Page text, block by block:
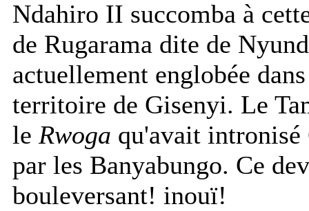
Ndahiro II succomba à
de Rugarama dite de
actuellement englobée
territoire de Gisenyi. Le
le Rwoga qu'avait intronisé
par les Banyabungo. Ce
bouleversant! inouï!